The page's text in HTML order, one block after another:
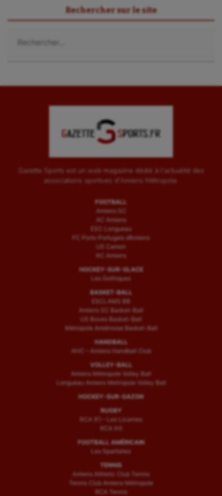
Rechercher sur le site
Gazette Sports est un web magazine dédié à l'actualité des
associations sportives d'Amiens Métropole.
FOOTBALL
Amiens SC
AC Amiens
ESC Longueau
FC Porto Portugais d’Amiens
US Camon
RC Amiens
HOCKEY-SUR-GLACE
Les Gothiques
BASKET-BALL
ESCLAMS BB
Amiens SC Basket-Ball
US Boves Basket-Ball
Métropole Amiénoise Basket-Ball
HANDBALL
AHC – Amiens Handball Club
VOLLEY-BALL
Amiens Métropole Volley Ball
Longueau Amiens Metropole Volley Ball
HOCKEY-SUR-GAZON
RUGBY
RCA (F) – Les Licornes
RCA (H)
FOOTBALL AMÉRICAIN
Les Spartiates
TENNIS
Amiens Athletic Club Tennis
Tennis Club Amiens Métropole
RCA Tennis